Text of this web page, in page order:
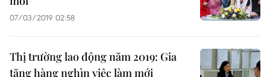
07/03/2019 02:58
Thị trường lao động năm 2019: Gia
tăng hàng nghìn việc làm mới